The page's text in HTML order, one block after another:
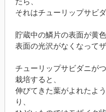
それはチューリップサビ
貯蔵中の鱗片の表面が黄
表面の光沢がなくなって
チューリップサビダニが
栽培すると、
伸びてきた葉がよれたよ
り、